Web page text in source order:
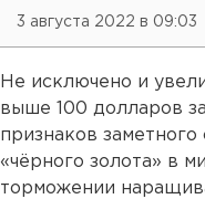
3 августа 2022 в 09:03
Не исключено и
выше 100 долларов
признаков
«чёрного золота» в
торможении